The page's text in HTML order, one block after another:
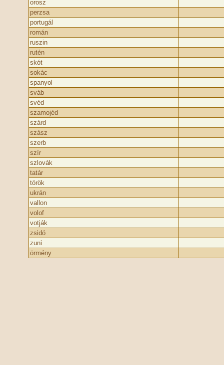
orosz
perzsa
portugál
román
ruszin
rutén
skót
sokác
spanyol
sváb
svéd
szamojéd
szárd
szász
szerb
szír
szlovák
tatár
török
ukrán
vallon
volof
votják
zsidó
zuni
örmény